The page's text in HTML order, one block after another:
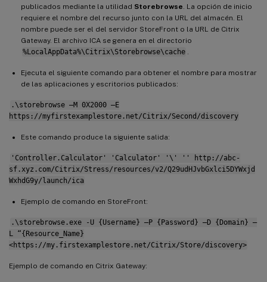
publicados mediante la utilidad Storebrowse . La opción de inicio
requiere el nombre del recurso junto con la URL del almacén. El
nombre puede ser el del servidor StoreFront o la URL de Citrix
Gateway. El archivo ICA se genera en el directorio
%LocalAppData%\Citrix\Storebrowse\cache
Ejecuta el siguiente comando para obtener el nombre para mostrar
de las aplicaciones y escritorios publicados:
.\storebrowse –M 0X2000 –E
https://myfirstexamplestore.net/Citrix/Second/discovery
Este comando produce la siguiente salida:
'Controller.Calculator' 'Calculator' '\' '' http://abc-
sf.xyz.com/Citrix/Stress/resources/v2/Q29udHJvbGxlci5DYWxjd
WxhdG9y/launch/ica
Ejemplo de comando en StoreFront:
.\storebrowse.exe -U {Username} –P {Password} –D {Domain} –
L “{Resource_Name}
<https://my.firstexamplestore.net/Citrix/Store/discovery>
Ejemplo de comando en Citrix Gateway: